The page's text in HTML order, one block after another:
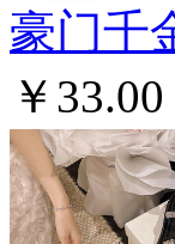
豪门千
￥33.00